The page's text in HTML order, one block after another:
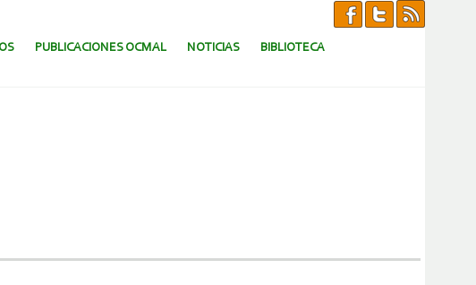
PUBLICACIONES OCMAL NOTICIAS BIBLIOTECA